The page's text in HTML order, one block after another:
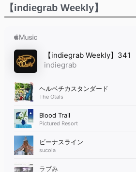
【indiegrab Weekly】